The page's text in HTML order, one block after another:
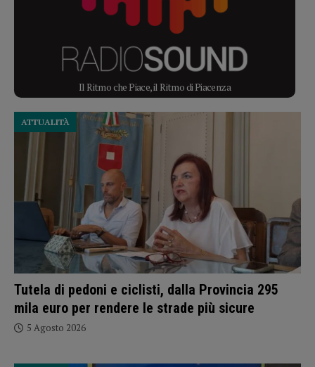
Il Ritmo che Piace, il Ritmo di Piacenza
Tutela di pedoni e ciclisti, dalla Provincia 295
mila euro per rendere le strade più sicure
ATTUALITÀ
5 Agosto 2026